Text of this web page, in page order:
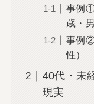
事例①
歳・
事例②
性）
40代・未
現実